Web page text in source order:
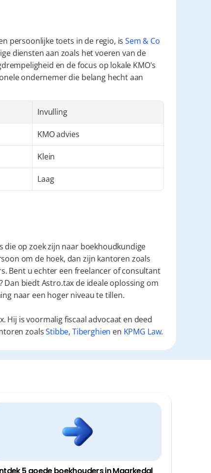
persoonlijke toets in de regio, is Sem & Co
diensten aan zoals het voeren van de
en de focus op lokale KMO's
ondernemer die belang hecht aan
Invulling
KMO advies
Klein
Laag
op zoek zijn naar boekhoudkundige
om de hoek, dan zijn kantoren zoals
Bent u echter een freelancer of consultant
biedt Astro.tax de ideale oplossing om
naar een hoger niveau te tillen.
Hij is voormalig fiscaal advocaat en deed
zoalsStibbe, Tiberghien en KPMG Law.